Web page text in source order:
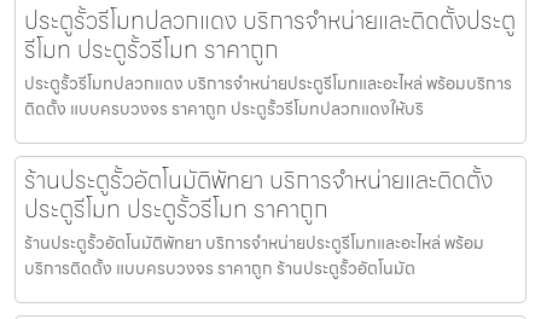
ประตูรั้วรีโมทปลวกแดง บริการจำหน่ายและติดตั้งประตู
รีโมท ประตูรั้วรีโมท ราคาถูก
ประตูรั้วรีโมทปลวกแดง บริการจำหน่ายประตูรีโมทและอะไหล่ พร้อมบริการ
ติดตั้ง แบบครบวงจร ราคาถูก ประตูรั้วรีโมทปลวกแดงให้บริ
ร้านประตูรั้วอัตโนมัติพัทยา บริการจำหน่ายและติดตั้ง
ประตูรีโมท ประตูรั้วรีโมท ราคาถูก
ร้านประตูรั้วอัตโนมัติพัทยา บริการจำหน่ายประตูรีโมทและอะไหล่ พร้อม
บริการติดตั้ง แบบครบวงจร ราคาถูก ร้านประตูรั้วอัตโนมัต